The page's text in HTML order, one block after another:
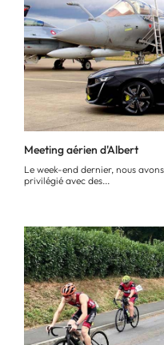
Meeting aérien d'Albert
Le week-end dernier, nous
privilégié avec des...